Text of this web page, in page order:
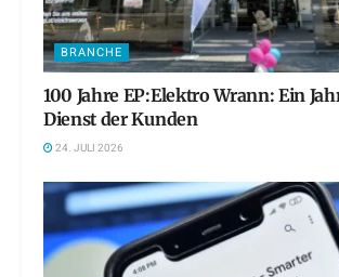
BRANCHE
100 Jahre EP:Elektro Wrann: Ein
Dienst der Kunden
24. JULI 2026